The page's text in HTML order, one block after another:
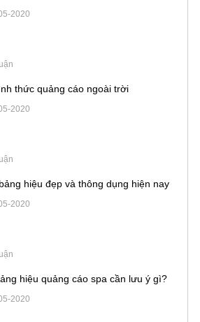
2020
thức quảng cáo ngoài trời
2020
hiệu đẹp và thông dụng hiện nay
2020
hiệu quảng cáo spa cần lưu ý gì?
2020